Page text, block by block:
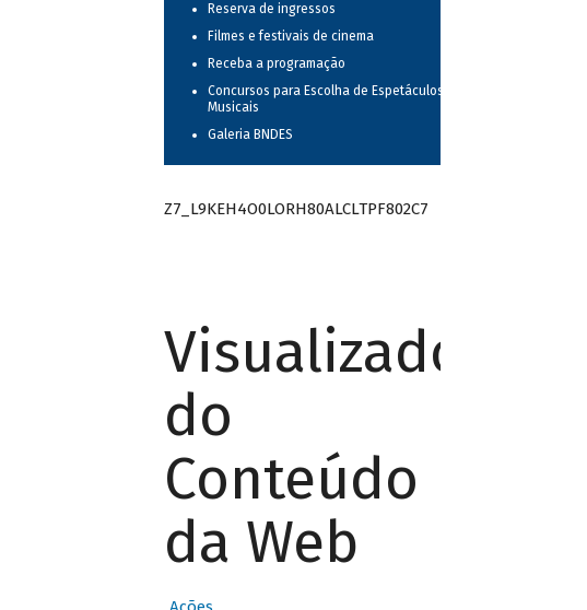
Reserva de ingressos
Filmes e festivais de cinema
Receba a programação
Concursos para Escolha de Espetáculos
Musicais
Galeria BNDES
Z7_L9KEH4O0LORH80ALCLTPF802C7
Visualizador
do
Conteúdo
da Web